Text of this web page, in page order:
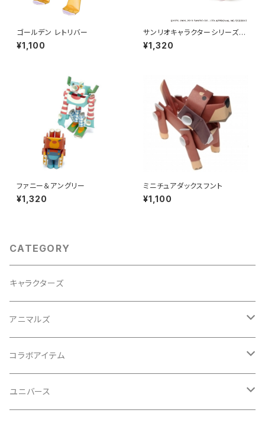
ゴールデン レトリバー
¥1,100
サンリオキャラクターシリーズ
[マイメロディ・クロミ]
¥1,320
ファニー＆アングリー
¥1,320
ミニチュアダックスフント
¥1,100
CATEGORY
キャラクターズ
アニマルズ
イヌシリーズ
ネコシリーズ
コラボアイテム
初音ミクシリーズ
ユニバース